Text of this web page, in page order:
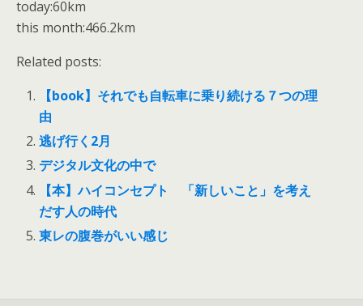
today:60km
this month:466.2km
Related posts:
【book】それでも自転車に乗り続ける７つの理
由
逃げ行く2月
デジタル文化の中で
【本】ハイコンセプト 「新しいこと」を考え
だす人の時代
東レの腹巻がいい感じ